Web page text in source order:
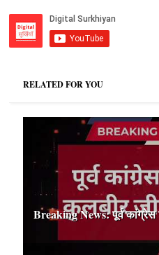
RELATED FOR YOU
Breaking News: पूर्व कांग्रेस